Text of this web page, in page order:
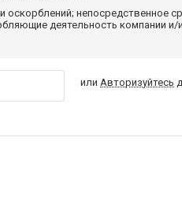
оскорблений; непосредственное
деятельность компании и/
илиАвторизуйтесь